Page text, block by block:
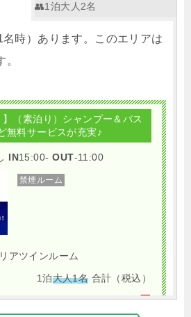
👥1泊大人2名
時）あります。このエリアは
】（素泊り）シャンプー＆バス
無料サービスが充実♪
IN15:00- OUT-11:00
禁煙ルーム
アツインルーム
1泊大人1名 合計（税込）
7,200円